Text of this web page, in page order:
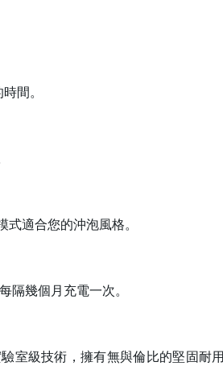
間。
適合您的沖泡風格。
隔幾個月充電一次。
室級技術，擁有無與倫比的堅固耐用